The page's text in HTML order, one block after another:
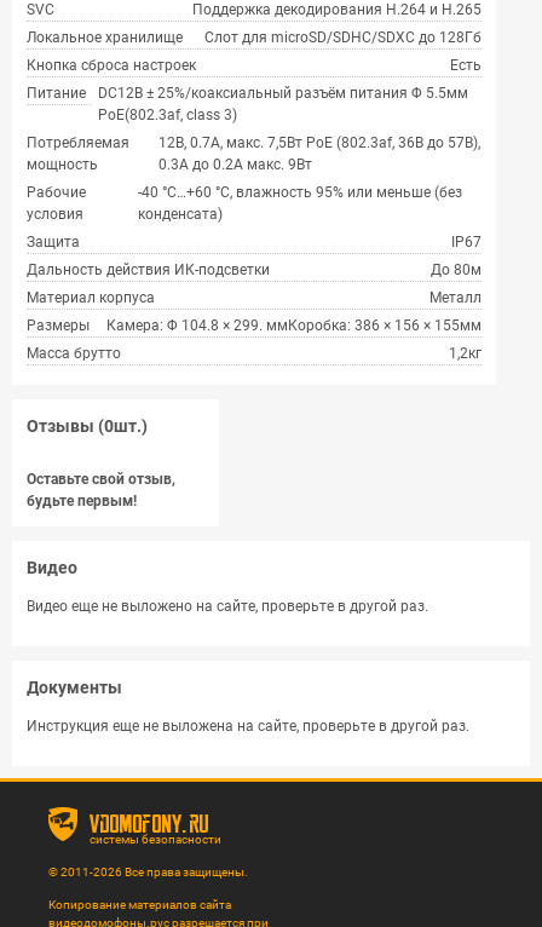
SVC
Поддержка декодирования H.264 и H.265
Локальное хранилище
Слот для microSD/SDHC/SDXC до 128Гб
Кнопка сброса настроек
Есть
Питание
DC12В ± 25%/коаксиальный разъём питания Φ 5.5мм
PoE(802.3af, class 3)
Потребляемая
мощность
12В, 0.7А, макс. 7,5Вт PoE (802.3af, 36В до 57В),
0.3A до 0.2A макс. 9Вт
Рабочие
условия
-40 °C…+60 °C, влажность 95% или меньше (без
конденсата)
Защита
IP67
Дальность действия ИК-подсветки
До 80м
Материал корпуса
Металл
Размеры
Камера: Φ 104.8 × 299. ммКоробка: 386 × 156 × 155мм
Масса брутто
1,2кг
Отзывы (0шт.)
Оставьте свой отзыв,
будьте первым!
Видео
Видео еще не выложено на сайте, проверьте в другой раз.
Документы
Инструкция еще не выложена на сайте, проверьте в другой раз.
vdomofony.ru
системы безопасности
© 2011-2026 Все права защищены.
Копирование материалов сайта
видеодомофоны.рус разрешается при